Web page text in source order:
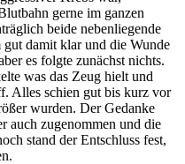
gerne im ganzen
beide nebenliegende
damit klar und die Wunde
es folgte zunächst nichts.
was das Zeug hielt und
Alles schien gut bis kurz vor
wurden. Der Gedanke
auch zugenommen und die
stand der Entschluss fest,